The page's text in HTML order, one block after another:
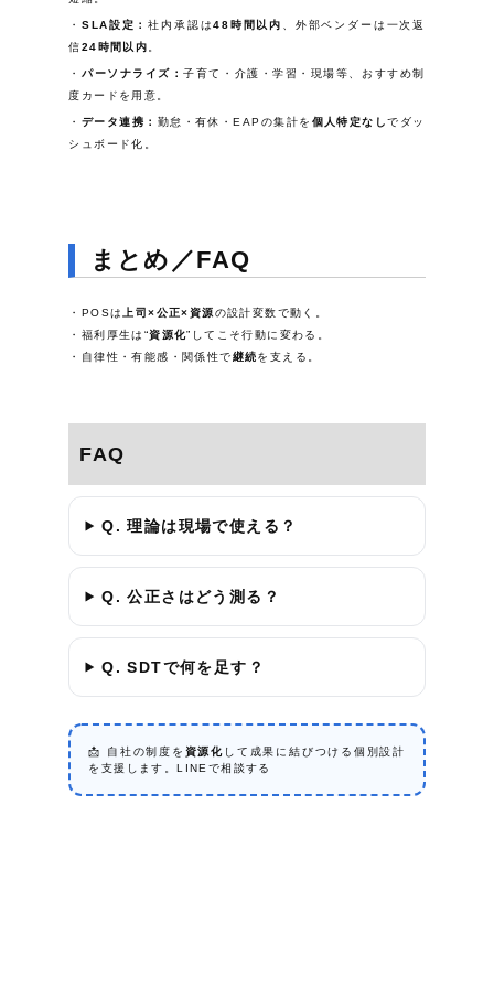
SLA設定：社内承認は48時間以内
、外部ベンダーは一次返
信24時間以内
パーソナライズ：子育て・介護・学習・現場等、 おすすめ制
度カード を用意。
データ連携： 勤怠・有休・EAPの集計を 個人特定なしでダッ
シュボード化。
まとめ／FAQ
POSは 上司×公正×資源の設計変数で動く。
福利厚生は“資源化”してこそ行動に変わる。
自律性・有能感・関係性で継続を支える。
FAQ
Q. 理論は現場で使える？
Q. 公正さはどう測る？
Q. SDTで何を足す？
📩 自社の制度を 資源化 して成果に結びつける個別設計
を支援します。LINEで相談する